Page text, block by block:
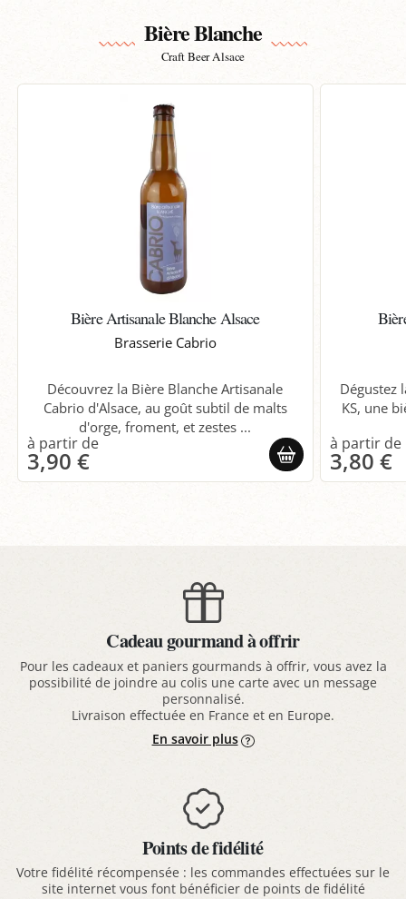
Bière Blanche
Craft Beer Alsace
Bière Artisanale Blanche Alsace
Brasserie Cabrio
Découvrez la Bière Blanche Artisanale
Cabrio d'Alsace, au goût subtil de malts
d'orge, froment, et zestes ...
3,90 €
Dégustez
KS, une
3,80 €
Cadeau gourmand à offrir
Pour les cadeaux et paniers gourmands à offrir, vous avez la
possibilité de joindre au colis une carte avec un message
personnalisé.
Livraison effectuée en France et en Europe.
En savoir plus
Points de fidélité
Votre fidélité récompensée : les commandes effectuées sur le
site internet vous font bénéficier de points de fidélité